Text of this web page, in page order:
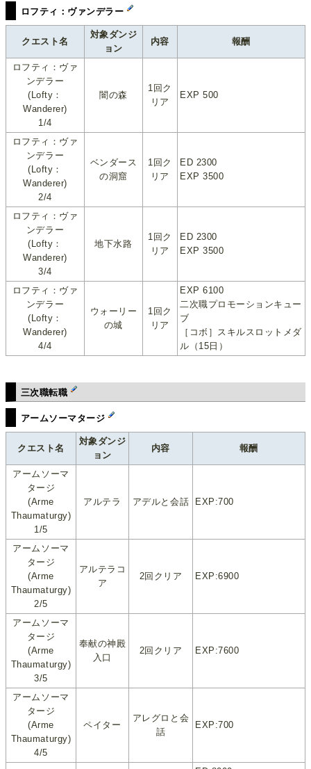
ロフティ：ヴァンデラー
クエスト名
対象ダンジ
ョン
内容 報酬
ロフティ：ヴァ
ンデラー
(Lofty：
Wanderer)
1/4
闇の森
1回ク
リア
EXP 500
ロフティ：ヴァ
ンデラー
(Lofty：
Wanderer)
2/4
ベンダース
の洞窟
1回ク
リア
ED 2300
EXP 3500
ロフティ：ヴァ
ンデラー
(Lofty：
Wanderer)
3/4
地下水路
1回ク
リア
ED 2300
EXP 3500
ロフティ：ヴァ
ンデラー
(Lofty：
Wanderer)
4/4
ウォーリー
の城
1回ク
リア
EXP 6100
二次職プロモーションキュー
ブ
［コボ］スキルスロットメダ
ル（15日）
三次職転職
アームソーマタージ
クエスト名
対象ダンジ
ョン
内容 報酬
アームソーマ
タージ
(Arme
Thaumaturgy)
1/5
アルテラ アデルと会話 EXP:700
アームソーマ
タージ
(Arme
Thaumaturgy)
2/5
アルテラコ
ア
2回クリア EXP:6900
アームソーマ
タージ
(Arme
Thaumaturgy)
3/5
奉献の神殿
入口
2回クリア EXP:7600
アームソーマ
タージ
(Arme
Thaumaturgy)
4/5
ペイター
アレグロと会
話
EXP:700